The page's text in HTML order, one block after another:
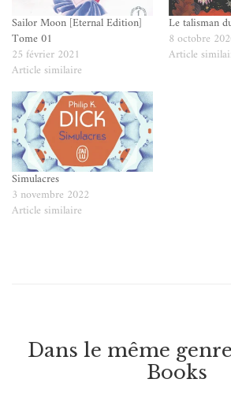
Sailor Moon [Eternal Edition]
Tome 01
25 février 2021
Article similaire
Le talisman
8 octobre
Article
Simulacres
3 novembre 2022
Article similaire
Dans le même
Books